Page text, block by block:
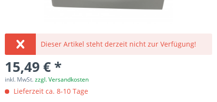
Dieser Artikel steht derzeit nicht zur Verfügung!
15,49 € *
inkl. MwSt.zzgl. Versandkosten
Lieferzeit ca. 8-10 Tage